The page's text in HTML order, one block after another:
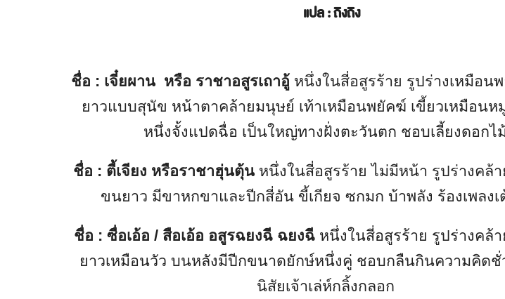
แปล: ถิงถิง
ชื่อ : เจี๋ยผาน หรือ ราชาอสูรเถาอู้ หนึ่งในสี่อสูรร้าย รูปร่างเหมือ
ยาวแบบสุนัข หน้าตาคล้ายมนุษย์ เท้าเหมือนพยัคฆ์ เขี้ยวเหมือนห
หนึ่งจั้งแปดฉื่อ เป็นใหญ่ทางฝั่งตะวันตก ชอบเลี้ยงดอก
ชื่อ : ตี้เจียง หรือราชาฮุ่นตุ้น หนึ่งในสี่อสูรร้าย ไม่มีหน้า รูปร่างคล้
ขนยาว มีขาหกขาและปีกสี่อัน ขี้เกียจ ซกมก บ้าพลัง ร้องเพลงเ
ชื่อ : ซื่อเอ้อ / สือเอ้อ อสูรฉยงฉี ฉยงฉี หนึ่งในสี่อสูรร้าย รูปร่างคล้
ยาวเหมือนวัว บนหลังมีปีกขนาดยักษ์หนึ่งคู่ ชอบกลืนกินความคิดชั่
นิสัยเจ้าเล่ห์กลิ้งกลอก